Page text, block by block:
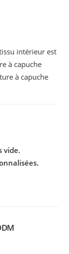
intérieur est
à capuche
à capuche
vide.